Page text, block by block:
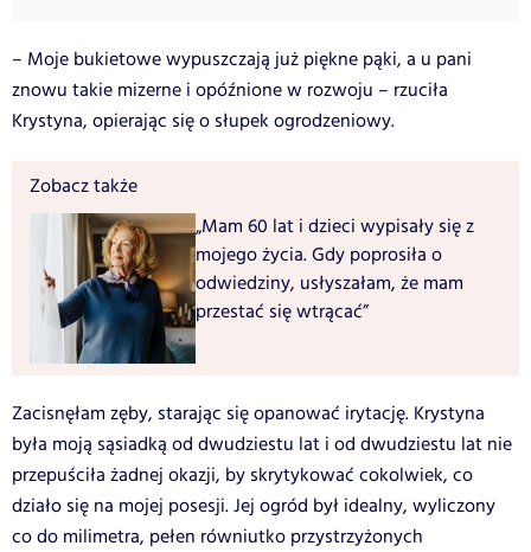
– Moje bukietowe wypuszczają już piękne pąki, a u pani
znowu takie mizerne i opóźnione w rozwoju – rzuciła
Krystyna, opierając się o słupek ogrodzeniowy.
Zobacz także
„Mam 60 lat i dzieci wypisały się z
mojego życia. Gdy poprosiła o
odwiedziny, usłyszałam, że mam
przestać się wtrącać”
Zacisnęłam zęby, starając się opanować irytację. Krystyna
była moją sąsiadką od dwudziestu lat i od dwudziestu lat nie
przepuściła żadnej okazji, by skrytykować cokolwiek, co
działo się na mojej posesji. Jej ogród był idealny, wyliczony
co do milimetra, pełen równiutko przystrzyżonych